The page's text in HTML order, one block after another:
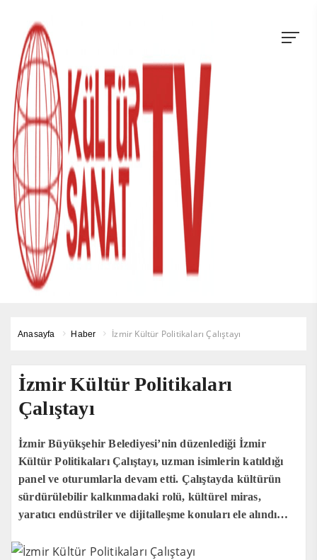
Anasayfa Haber İzmir Kültür Politikaları Çalıştayı
İzmir Kültür Politikaları
Çalıştayı
İzmir Büyükşehir Belediyesi’nin düzenlediği İzmir
Kültür Politikaları Çalıştayı, uzman isimlerin katıldığı
panel ve oturumlarla devam etti. Çalıştayda kültürün
sürdürülebilir kalkınmadaki rolü, kültürel miras,
yaratıcı endüstriler ve dijitalleşme konuları ele alındı…